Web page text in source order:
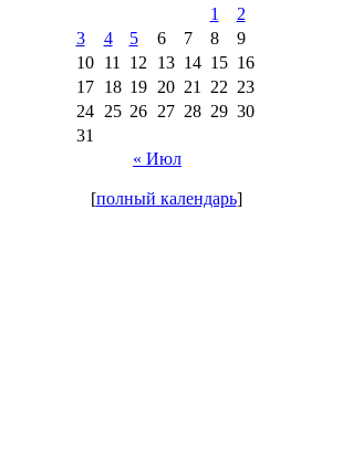
1
2
3
4 5 6 7 8
9
10
11 12 13 14 15 16
17
18 19 20 21 22 23
24
25 26 27 28 29 30
31
« Июл
[полный календарь]